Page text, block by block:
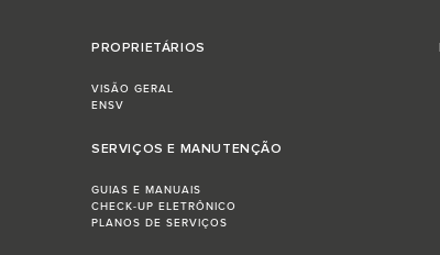
PROPRIETÁRIOS
VISÃO GERAL
ENSV
SERVIÇOS E MANUTENÇÃO
GUIAS E MANUAIS
CHECK-UP ELETRÔNICO
PLANOS DE SERVIÇOS